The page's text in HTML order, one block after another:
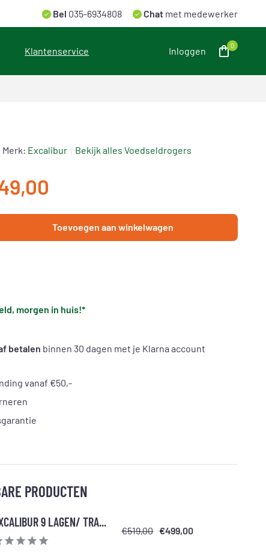
Bel 035-6934808 Chat met medewerker
Klantenservice Inloggen 0
Merk: Excalibur Bekijk alles Voedseldrogers
Toevoegen aan winkelwagen
morgen in huis!*
betalen binnen 30 dagen met je Klarna account
vanaf €50,-
garantie
PRODUCTEN
9 LAGEN/ TRA...
€519,00 €499,00